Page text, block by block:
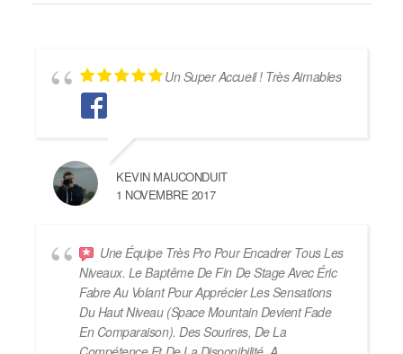
Un Super Accueil ! Très Aimables
KEVIN MAUCONDUIT
1 NOVEMBRE 2017
Une Équipe Très Pro Pour Encadrer Tous Les
Niveaux. Le Baptême De Fin De Stage Avec Éric
Fabre Au Volant Pour Apprécier Les Sensations
Du Haut Niveau (Space Mountain Devient Fade
En Comparaison). Des Sourires, De La